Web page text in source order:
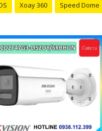
Xoay 360 Speed Dome